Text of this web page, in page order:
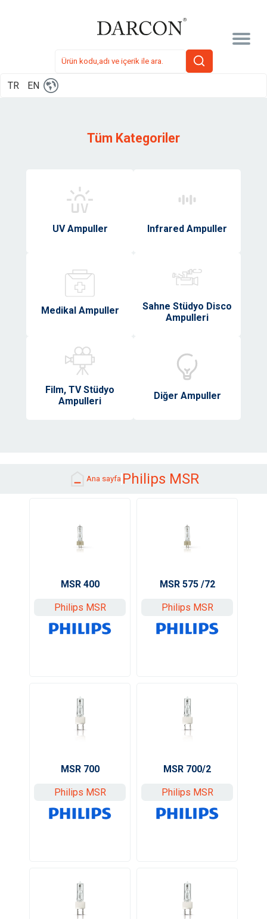
TR EN
Tüm Kategoriler
UV Ampuller Infrared Ampuller
Medikal Ampuller
Sahne Stüdyo Disco
Ampulleri
Film, TV Stüdyo
Ampulleri
Diğer Ampuller
Ana sayfa Philips MSR
MSR 400
Philips MSR
MSR 575 /72
Philips MSR
MSR 700
Philips MSR
MSR 700/2
Philips MSR